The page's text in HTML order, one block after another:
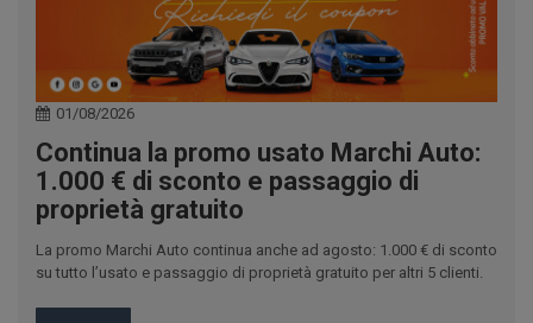
01/08/2026
Continua la promo usato Marchi Auto:
1.000 € di sconto e passaggio di
proprietà gratuito
La promo Marchi Auto continua anche ad agosto: 1.000 € di sconto
su tutto l’usato e passaggio di proprietà gratuito per altri 5 clienti.